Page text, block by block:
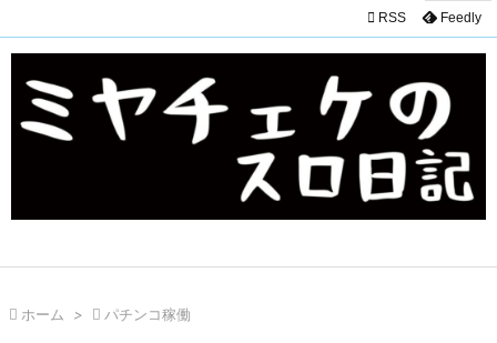
 RSS Feedly
 ホーム >  パチンコ稼働